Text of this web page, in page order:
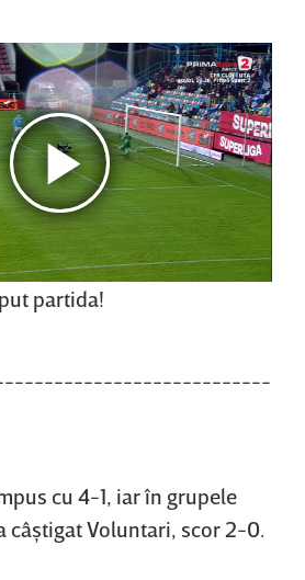
partida!
cu 4-1, iar în grupele
câştigat Voluntari, scor 2-0.